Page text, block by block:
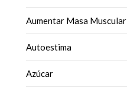
Aumentar Masa Muscular
Autoestima
Azúcar